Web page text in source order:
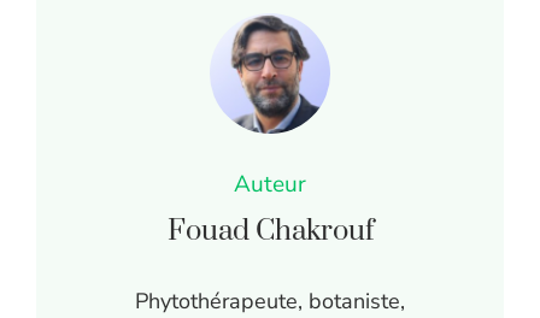
Auteur
Fouad Chakrouf
Phytothérapeute, botaniste,